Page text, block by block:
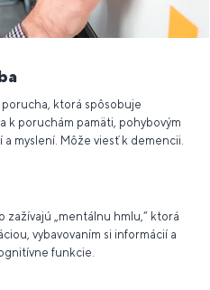
ktorá spôsobuje
k poruchám pamäti, pohybovým
myslení. Môže viesť k demencii.
zažívajú „mentálnu hmlu,“ ktorá
vybavovaním si informácií a
funkcie.